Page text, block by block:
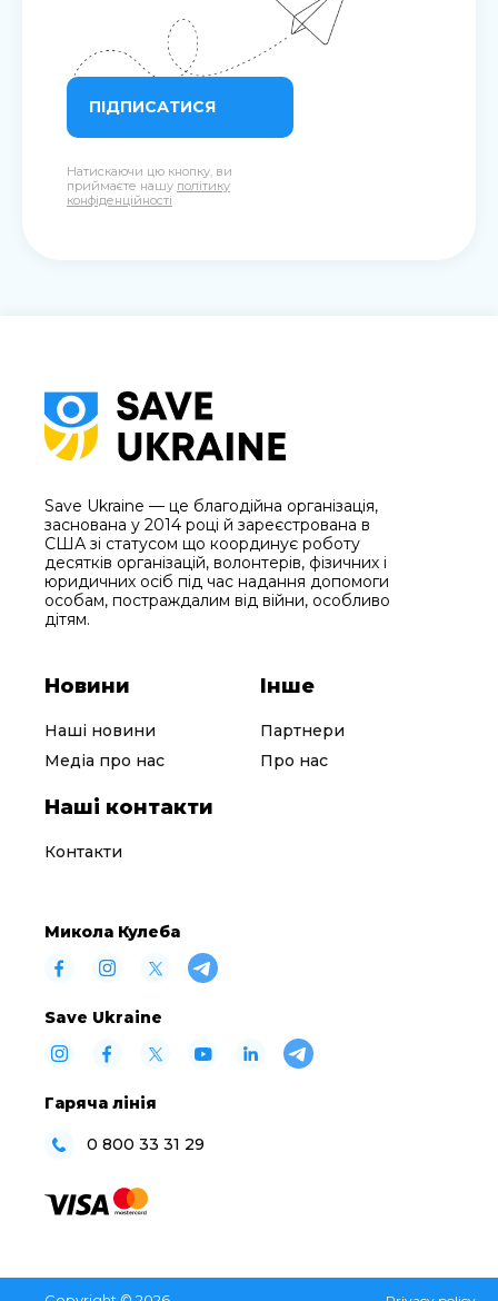
ПІДПИСАТИСЯ
Натискаючи цю кнопку, ви
приймаєте нашу політику
конфіденційності
Save Ukraine — це благодійна організація,
заснована у 2014 році й зареєстрована в
США зі статусом що координує роботу
десятків організацій, волонтерів, фізичних і
юридичних осіб під час надання допомоги
особам, постраждалим від війни, особливо
дітям.
Новини
Наші новини
Медіа про нас
Інше
Партнери
Про нас
Наші контакти
Контакти
Микола Кулеба
Save Ukraine
Гаряча лінія
0 800 33 31 29